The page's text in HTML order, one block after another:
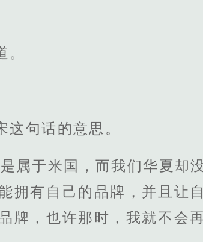
句话的意思。
属于米国，而我们华夏却
拥有自己的品牌，并且让
牌，也许那时，我就不会